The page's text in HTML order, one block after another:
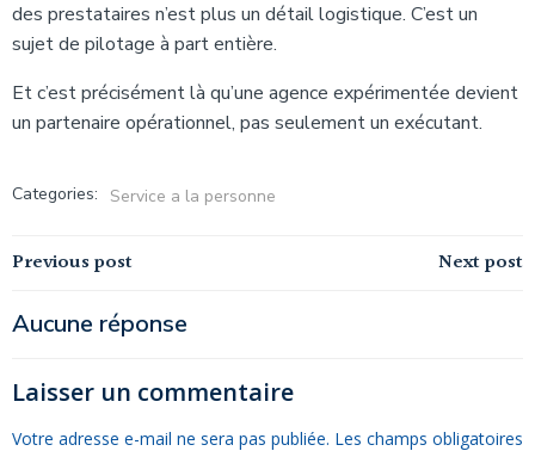
des prestataires n’est plus un détail logistique. C’est un
sujet de pilotage à part entière.
Et c’est précisément là qu’une agence expérimentée devient
un partenaire opérationnel, pas seulement un exécutant.
Categories: Service a la personne
Navigation
de
l’article
Previous post Navigation
l’article
Next post
Aucune réponse
Laisser un commentaire
Votre adresse e-mail ne sera pas publiée. Les champs obligatoires